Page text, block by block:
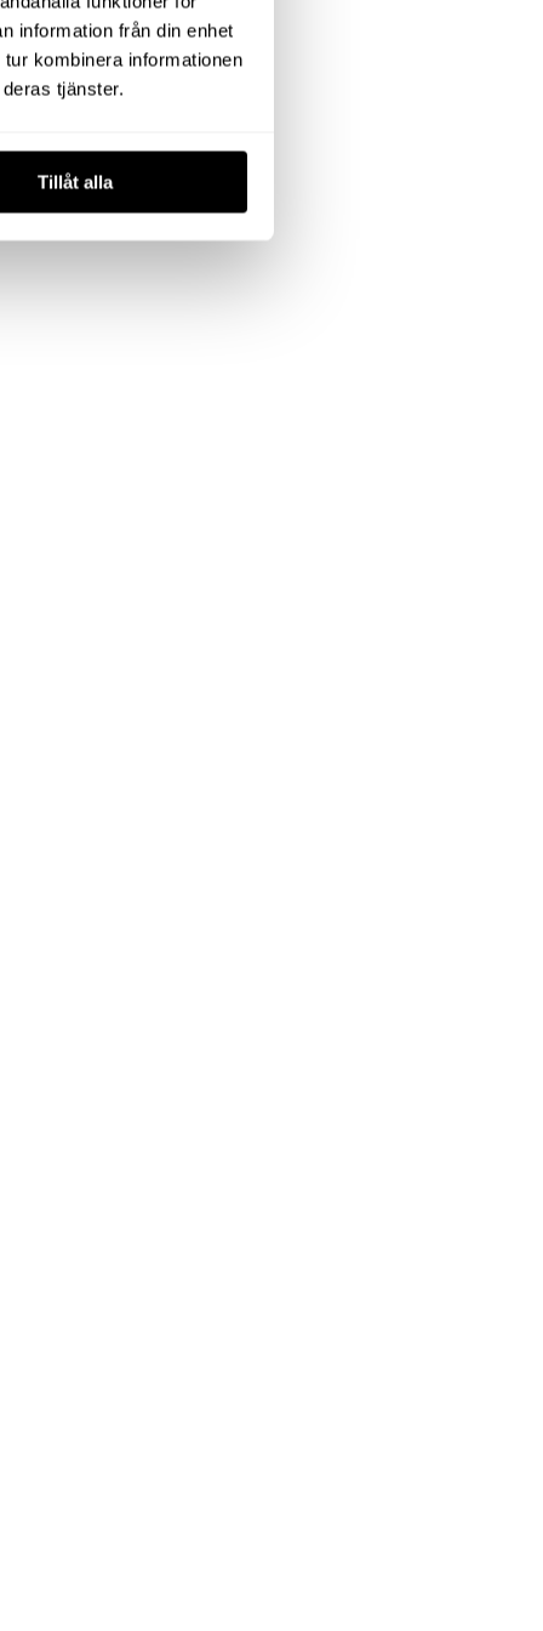
information från din enhet
kombinera informationen
tjänster.
Tillåt alla